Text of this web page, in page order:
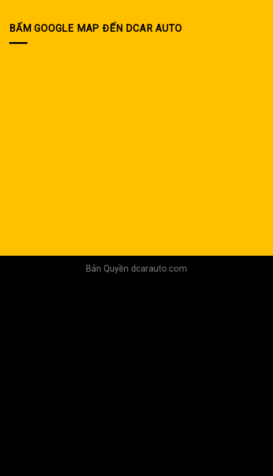
BẤM GOOGLE MAP ĐẾN DCAR AUTO
Bản Quyền dcarauto.com